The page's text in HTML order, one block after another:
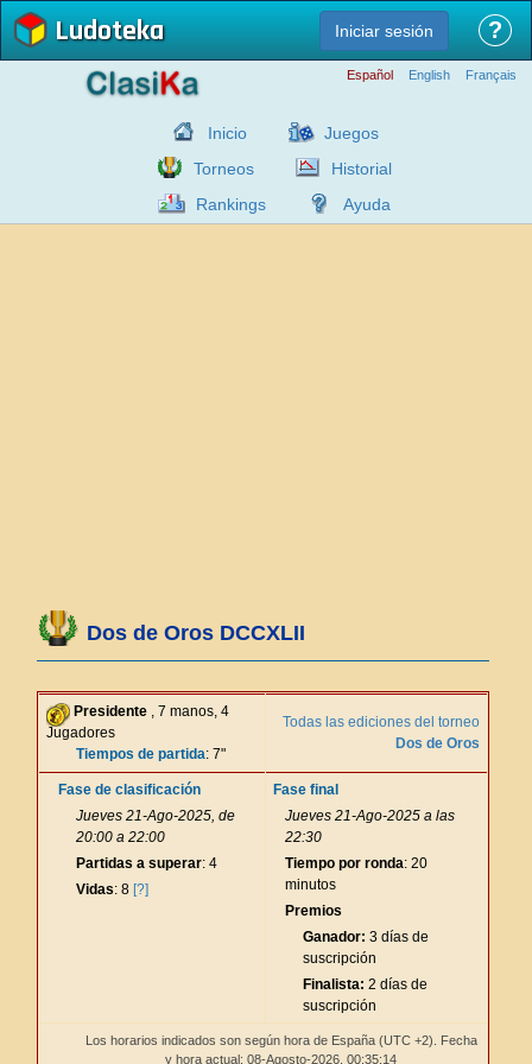
Ludoteka Iniciar sesión ?
Español English Français
Inicio
Juegos
Torneos
Historial
Rankings
Ayuda
Dos de Oros DCCXLII
Presidente , 7 manos, 4
Jugadores
Tiempos de partida: 7"
Todas las ediciones del torneo
Dos de Oros
Fase de clasificación
Jueves 21-Ago-2025, de
20:00 a 22:00
Partidas a superar: 4
Vidas: 8 [?]
Fase final
Jueves 21-Ago-2025 a las
22:30
Tiempo por ronda: 20
minutos
Premios
Ganador: 3 días de
suscripción
Finalista: 2 días de
suscripción
Los horarios indicados son según hora de España (UTC +2). Fecha
y hora actual: 08-Agosto-2026, 00:35:14